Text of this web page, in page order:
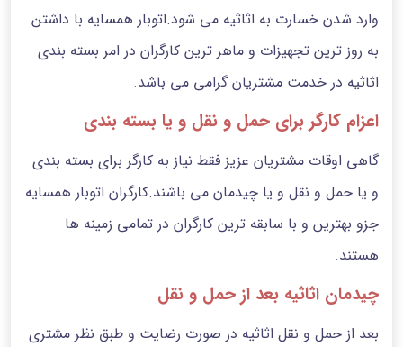
وارد شدن خسارت به اثاثیه می شود.اتوبار همسایه با داشتن
به روز ترین تجهیزات و ماهر ترین کارگران در امر بسته بندی
اثاثیه در خدمت مشتریان گرامی می باشد.
اعزام کارگر برای حمل و نقل و یا بسته بندی
گاهی اوقات مشتریان عزیز فقط نیاز به کارگر برای بسته بندی
و یا حمل و نقل و یا چیدمان می باشند.کارگران اتوبار همسایه
جزو بهترین و با سابقه ترین کارگران در تمامی زمینه ها
هستند.
چیدمان اثاثیه بعد از حمل و نقل
بعد از حمل و نقل اثاثیه در صورت رضایت و طبق نظر مشتری